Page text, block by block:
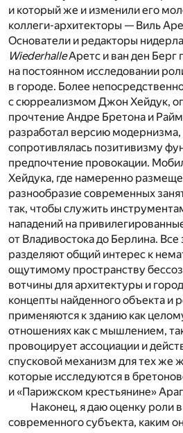
и который же и изменили его
коллеги-архитекторы — Виль
Основатели и редакторы
WiederhalleАретс и ван ден Берг
на постоянном исследовании
в городе. Более
с сюрреализмом Джон Хейдук,
прочтение Андре Бретона и
разработал версию модернизма,
сопротивлялась позитивизму
предпочтение провокации.
Хейдука, где намеренно
разнообразие современных
так, чтобы служить
нападений на
от Владивостока до Берлина. Все
разделяют общий интерес к
ощутимому пространству
вотчины для архитектуры и
концепты найденного объекта и
применяются к зданию как
отношениях как с мышлением,
провоцирует ассоциации и
спусковой механизм для тех же
которые исследуются в
и «Парижском крестьянине»
Наконец, я даю оценку роли
современного субъекта, каким